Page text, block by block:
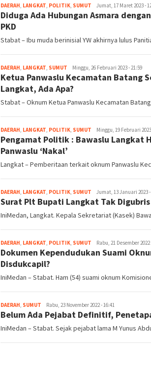
DAERAH, LANGKAT, POLITIK, SUMUT redaksi
Jumat, 17 Maret 2023 -
Diduga Ada Hubungan Asmara
PKD
Stabat – Ibu muda berinisial YW akhirnya lulus
DAERAH, LANGKAT, SUMUT redaksi
Minggu, 26 Februari 2023 - 21:59
Ketua Panwaslu Kecamatan Batang
Langkat, Ada Apa?
Stabat – Oknum Ketua Panwaslu Kecamatan
DAERAH, LANGKAT, POLITIK, SUMUT redaksi
Minggu, 19 Februari
Pengamat Politik : Bawaslu Langkat
Panwaslu ‘Nakal’
Langkat – Pemberitaan terkait oknum Panwaslu
DAERAH, LANGKAT, POLITIK, SUMUT redaksi
Jumat, 13 Januari 2023 -
Surat Plt Bupati Langkat Tak
IniMedan, Langkat. Kepala Sekretariat (Kasek)
DAERAH, LANGKAT, POLITIK, SUMUT redaksi
Rabu, 21 Desember 2022
Dokumen Kependudukan Suami
Disdukcapil?
IniMedan – Stabat. Ham (54) suami oknum
DAERAH, SUMUT redaksi
Rabu, 23 November 2022 - 16:41
Belum Ada Pejabat Definitif,
IniMedan – Stabat. Sejak pejabat lama M Yunus